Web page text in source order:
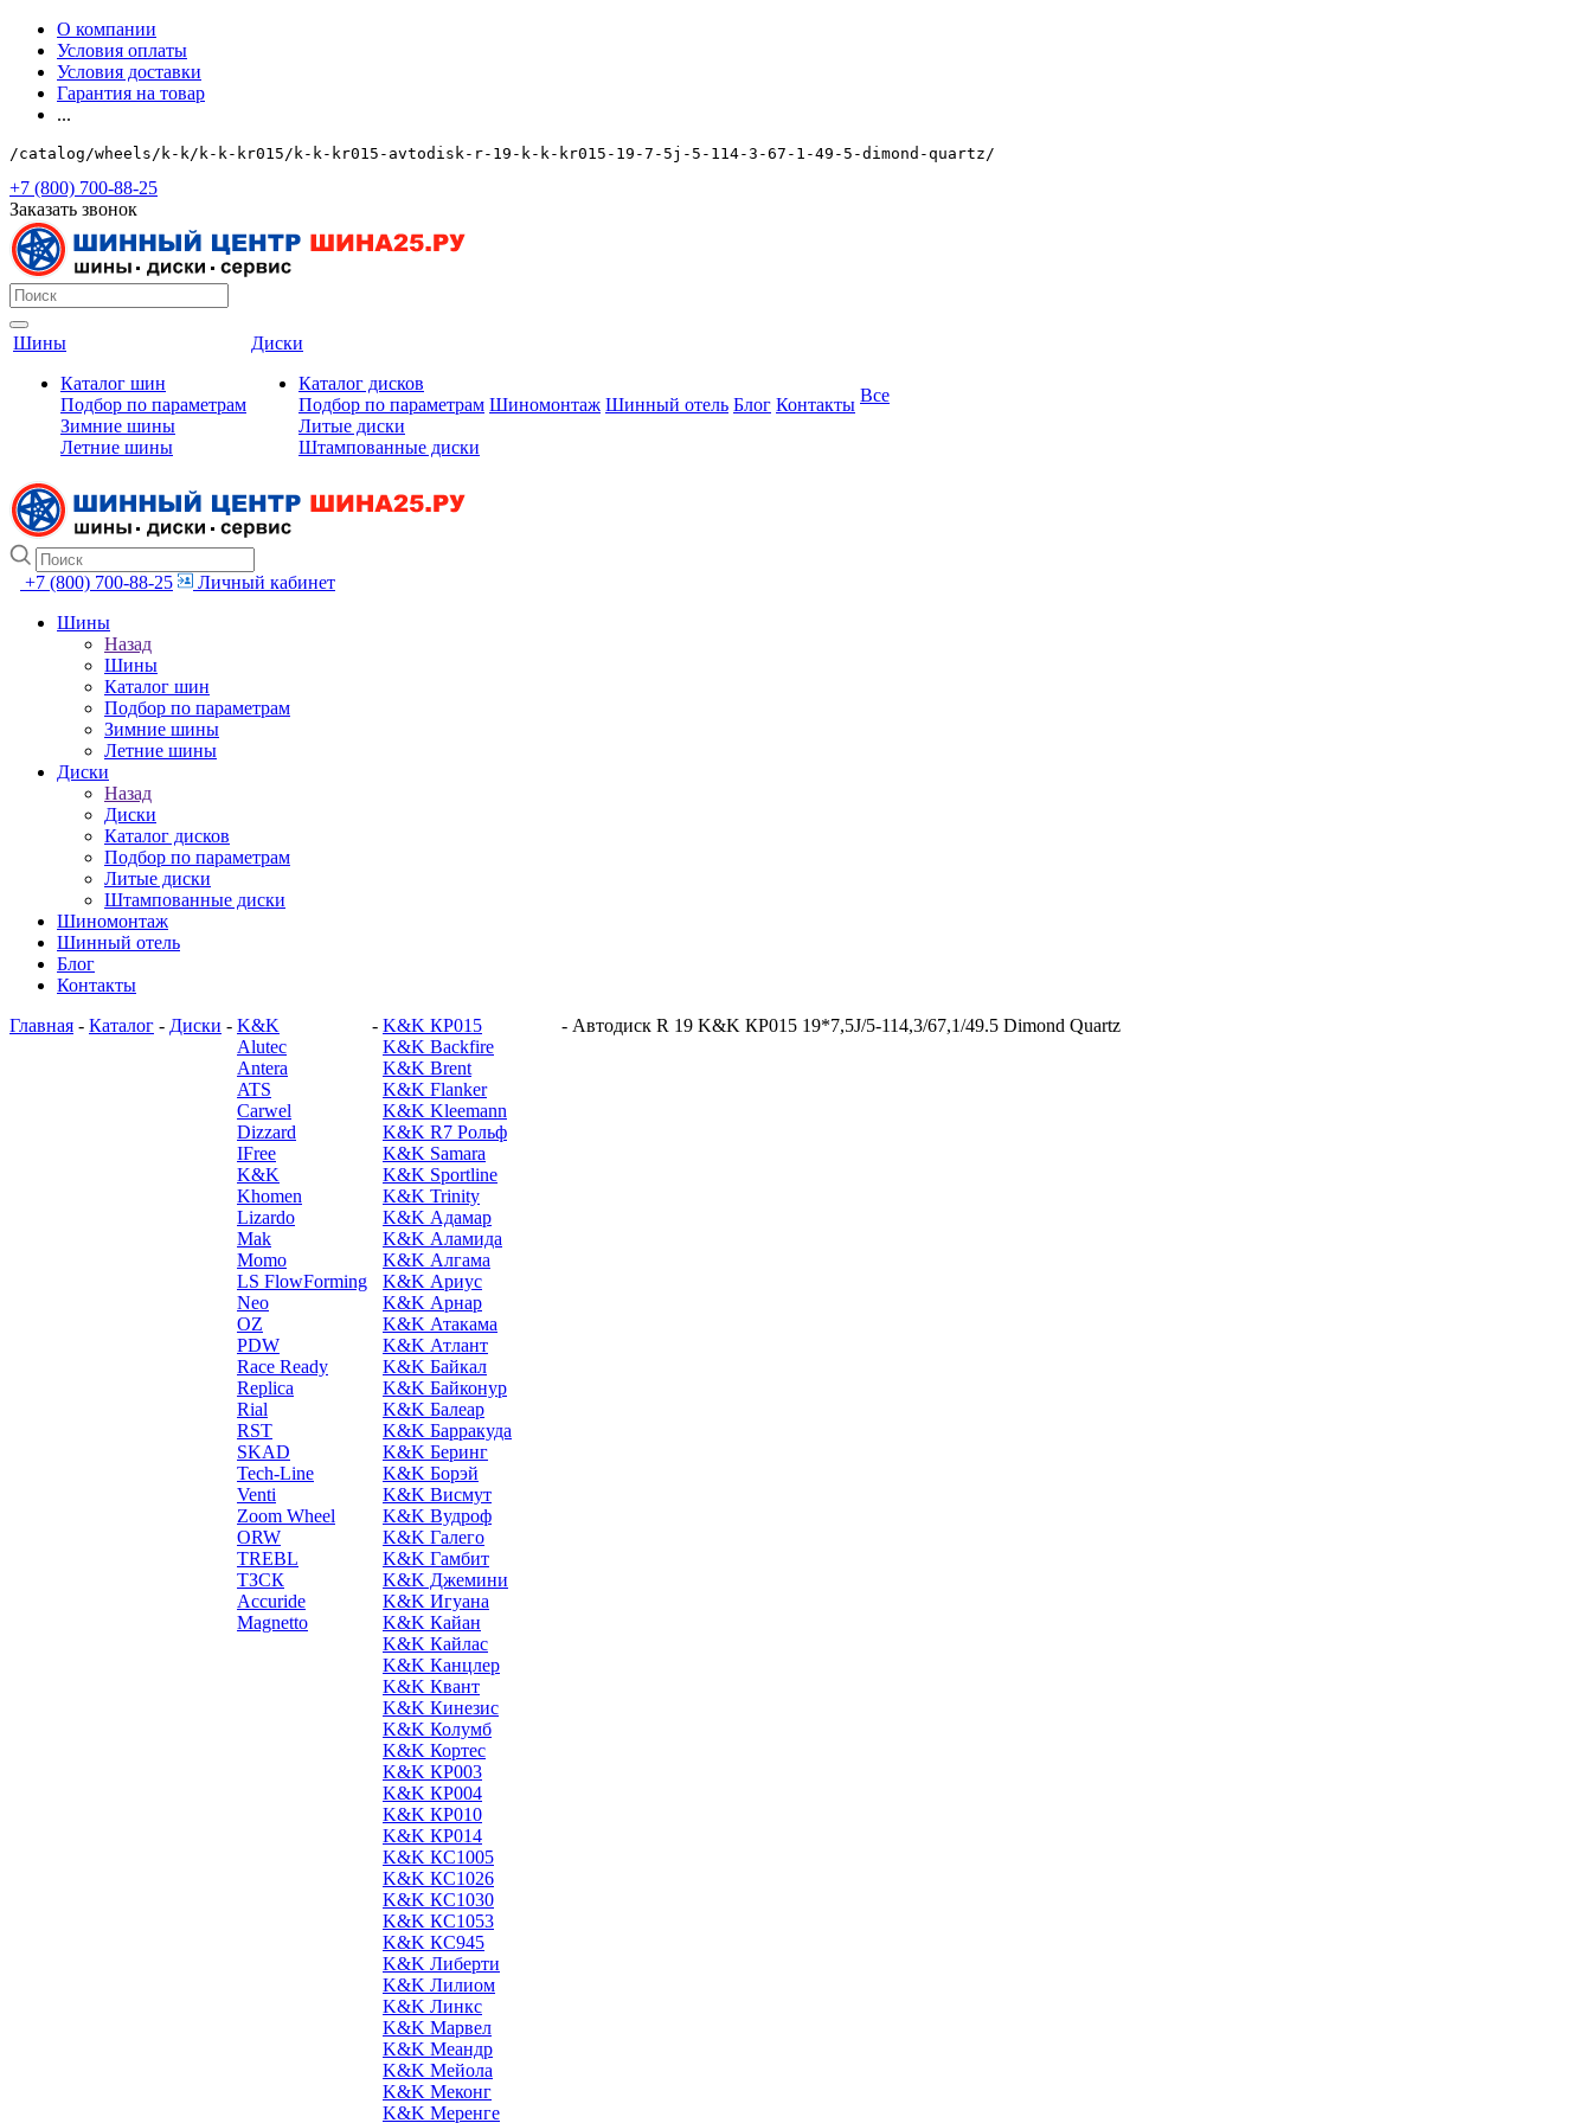
О компании
Условия оплаты
Условия доставки
Гарантия на товар
...
/catalog/wheels/k-k/k-k-kr015/k-k-kr015-avtodisk-r-19-k-k-kr015-19-7-5j-5-114-3-67-1-49-5-dimond-quartz/
+7 (800) 700-88-25
Заказать звонок
Шины
Каталог шин
Подбор по параметрам
Зимние шины
Летние шины
Диски
Каталог дисков
Подбор по параметрам
Литые диски
Штампованные диски
Шиномонтаж Шинный отель Блог Контакты Все
+7 (800) 700-88-25
Личный кабинет
Шины
Назад
Шины
Каталог шин
Подбор по параметрам
Зимние шины
Летние шины
Диски
Назад
Диски
Каталог дисков
Подбор по параметрам
Литые диски
Штампованные диски
Шиномонтаж
Шинный отель
Блог
Контакты
Главная - Каталог - Диски - K&K
Alutec
Antera
ATS
Carwel
Dizzard
IFree
K&K
Khomen
Lizardo
Mak
Momo
LS FlowForming
Neo
OZ
PDW
Race Ready
Replica
Rial
RST
SKAD
Tech-Line
Venti
Zoom Wheel
ORW
TREBL
ТЗСК
Accuride
Magnetto
- K&K КР015
K&K Backfire
K&K Brent
K&K Flanker
K&K Kleemann
K&K R7 Рольф
K&K Samara
K&K Sportline
K&K Trinity
K&K Адамар
K&K Аламида
K&K Алгама
K&K Ариус
K&K Арнар
K&K Атакама
K&K Атлант
K&K Байкал
K&K Байконур
K&K Балеар
K&K Барракуда
K&K Беринг
K&K Борэй
K&K Висмут
K&K Вудроф
K&K Галего
K&K Гамбит
K&K Джемини
K&K Игуана
K&K Кайан
K&K Кайлас
K&K Канцлер
K&K Квант
K&K Кинезис
K&K Колумб
K&K Кортес
K&K КР003
K&K КР004
K&K КР010
K&K КР014
K&K КС1005
K&K КС1026
K&K КС1030
K&K КС1053
K&K КС945
K&K Либерти
K&K Лилиом
K&K Линкс
K&K Марвел
K&K Меандр
K&K Мейола
K&K Меконг
K&K Меренге
- Автодиск R 19 K&K КР015 19*7,5J/5-114,3/67,1/49.5 Dimond Quartz